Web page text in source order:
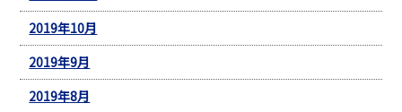
2019年10月
2019年9月
2019年8月